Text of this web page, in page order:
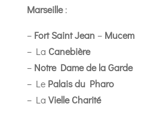
Marseille:
– Fort Saint Jean – Mucem
– La Canebière
– Notre Dame de la Garde
– Le Palais du Pharo
– La Vielle Charité